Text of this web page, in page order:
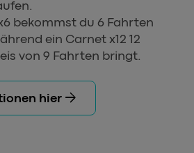
bekommst du 6 Fahrten
ein Carnet x12 12
von 9 Fahrten bringt.
hier arrow_forward